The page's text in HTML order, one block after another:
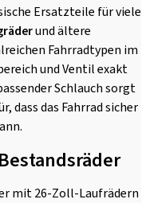
Ersatzteile für viele
und ältere
Fahrradtypen im
und Ventil exakt
Schlauch sorgt
dass das Fahrrad sicher
mit 26-Zoll-Laufrädern